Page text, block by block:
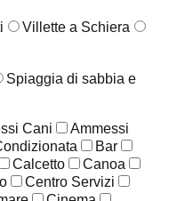
Villette a Schiera
Spiaggia di sabbia e
Cani
Ammessi
Bar
Calcetto
Canoa
Centro Servizi